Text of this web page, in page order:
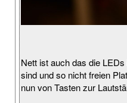
Nett ist auch das die
sind und so nicht freien
nun von Tasten zur